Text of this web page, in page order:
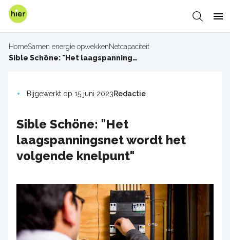
Overslaan
Zoeken
Kruimelpad
HomeSamen energie opwekkenNetcapaciteit
Sible Schöne: "Het laagspanningsnet wordt het volgende knelpunt"
Bijgewerkt op 15 juni 2023Redactie
Sible Schöne: "Het
laagspanningsnet wordt het
volgende knelpunt"